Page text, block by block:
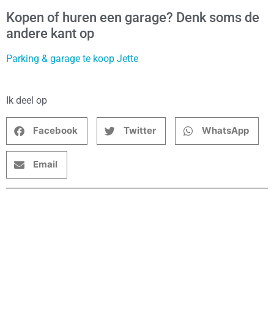
Kopen of huren een garage? Denk soms de
andere kant op
Parking & garage te koop Jette
Ik deel op
Facebook Twitter WhatsApp
Email